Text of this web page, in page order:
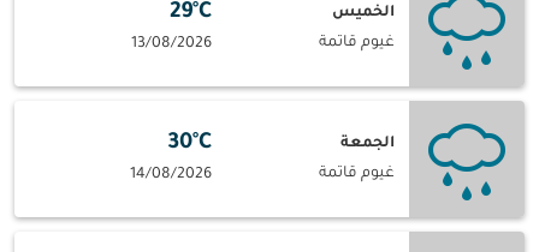
الخميس
غيوم قاتمة
29°C
13/08/2026
الجمعة
غيوم قاتمة
30°C
14/08/2026